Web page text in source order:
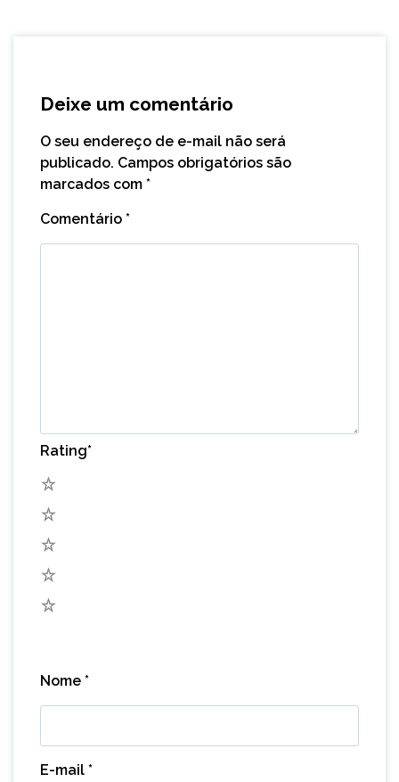
Deixe um comentário
O seu endereço de e-mail não será
publicado. Campos obrigatórios são
marcados com *
Comentário *
Rating*
Nome *
E-mail *